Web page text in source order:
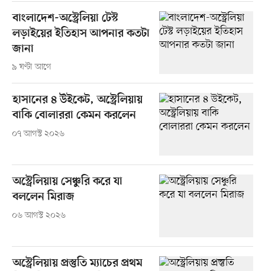
বাংলাদেশ-অস্ট্রেলিয়া টেস্ট
লড়াইয়ের ইতিহাস আপনার কতটা
জানা
৯ ঘণ্টা আগে
হাসানের ৪ উইকেট, অস্ট্রেলিয়ায়
বাকি বোলাররা কেমন করলেন
০৭ আগস্ট ২০২৬
অস্ট্রেলিয়ায় সেঞ্চুরি করে যা
বললেন মিরাজ
০৬ আগস্ট ২০২৬
অস্ট্রেলিয়ায় প্রস্তুতি ম্যাচের প্রথম